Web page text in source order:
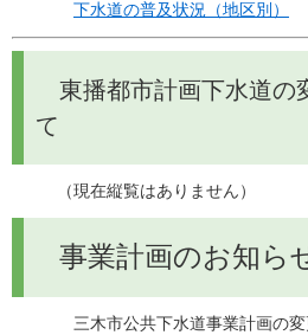
下水道の普及状況（地区別）
東播都市計画下水道の
て
（現在縦覧はありません）
事業計画のお知ら
三木市公共下水道事業計画の変